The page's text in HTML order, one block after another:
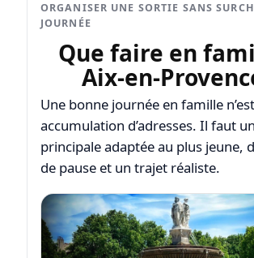
ORGANISER UNE SORTIE SANS
JOURNÉE
Que faire en
Aix-en-
Une bonne journée en famille
accumulation d’adresses. Il faut
principale adaptée au plus jeune,
de pause et un trajet réaliste.